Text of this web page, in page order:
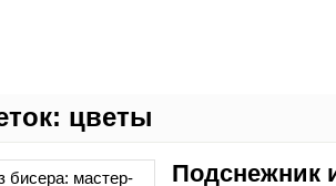
цветы
Подснежник